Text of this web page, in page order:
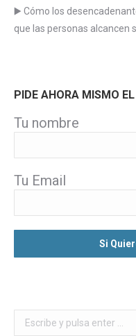
▶️ Cómo los
que las personas alcancen
PIDE AHORA MISMO
Tu nombre
Tu Email
Buscar: